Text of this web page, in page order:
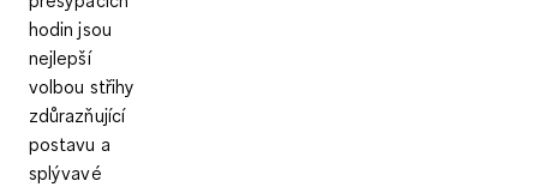
hodin jsou
nejlepší
volbou střihy
zdůrazňující
postavu a
splývavé